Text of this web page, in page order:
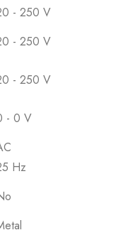
- 250 V
- 250 V
- 250 V
- 0 V
Hz